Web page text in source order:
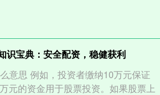
识宝典：安全配资，稳健获利
意思 例如，投资者缴纳10万元保证
元的资金用于股票投资。如果股票上